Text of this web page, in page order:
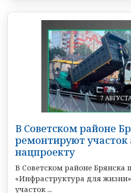
7
В Советском районе
ремонтируют участок
нацпроекту
В Советском районе Брянска
«Инфраструктура для
участок ...